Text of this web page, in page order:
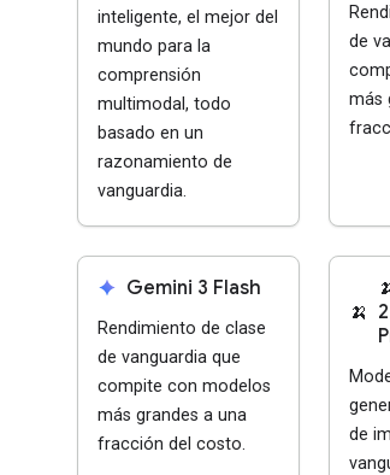
inteligente, el mejor del
mundo para la
comprensión
multimodal, todo
basado en un
razonamiento de
vanguardia.
de
más
spark Gemini 3 Flash
Rendimiento de clase
de vanguardia que
compite con modelos
más grandes a una
fracción del costo.
🍌
de